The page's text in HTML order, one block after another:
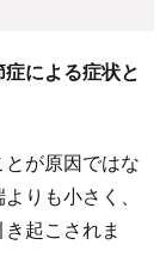
による症状と
が原因ではな
りも小さく、
起こされま